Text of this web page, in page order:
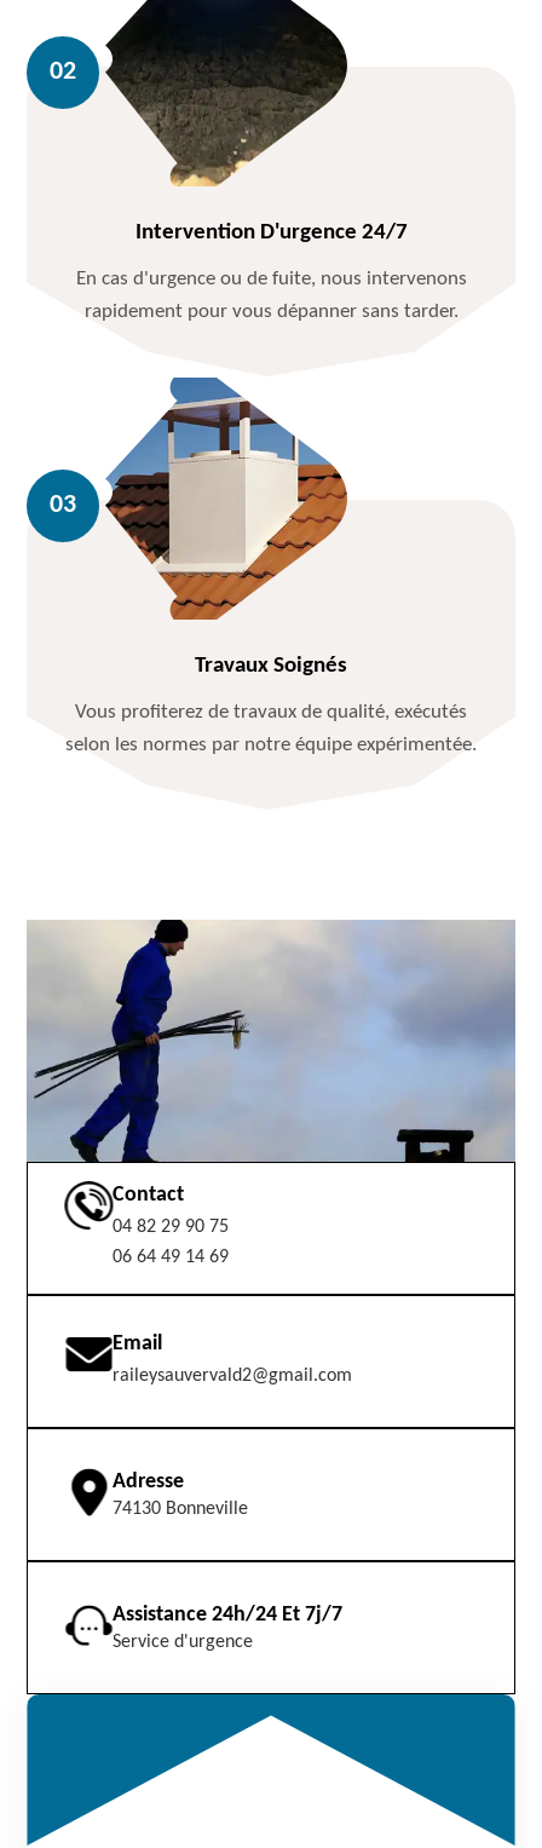
Intervention D'urgence 24/7
En cas d'urgence ou de fuite, nous intervenons
rapidement pour vous dépanner sans tarder.
Travaux Soignés
Vous profiterez de travaux de qualité, exécutés
selon les normes par notre équipe expérimentée.
Contact
04 82 29 90 75
06 64 49 14 69
Email
raileysauvervald2@gmail.com
Adresse
74130 Bonneville
Assistance 24h/24 Et 7j/7
Service d'urgence